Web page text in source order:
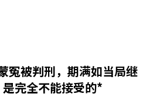
冤被判刑，期满如当局继
完全不能接受的*